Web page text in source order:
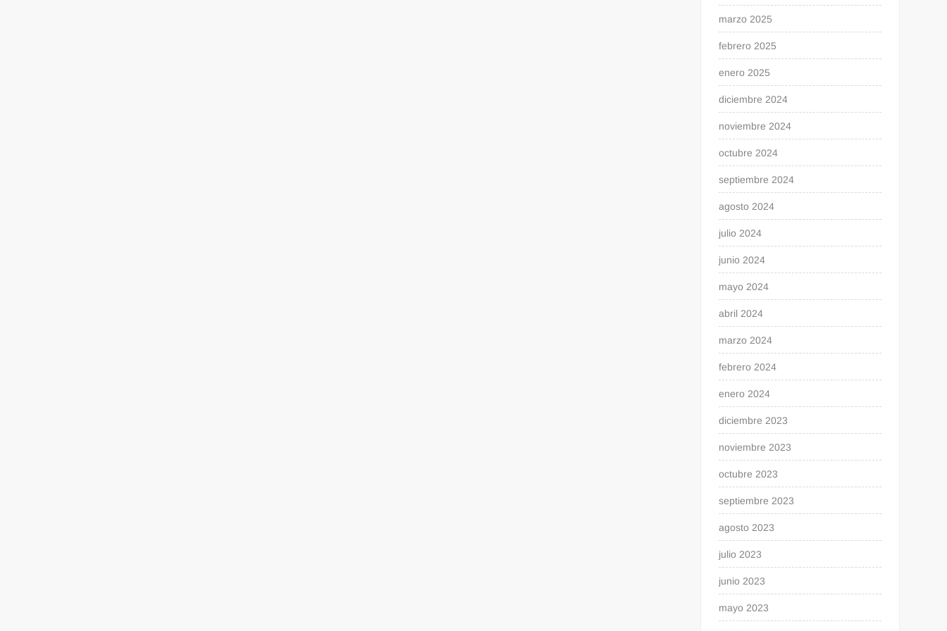
marzo 2025
febrero 2025
enero 2025
diciembre 2024
noviembre 2024
octubre 2024
septiembre 2024
agosto 2024
julio 2024
junio 2024
mayo 2024
abril 2024
marzo 2024
febrero 2024
enero 2024
diciembre 2023
noviembre 2023
octubre 2023
septiembre 2023
agosto 2023
julio 2023
junio 2023
mayo 2023